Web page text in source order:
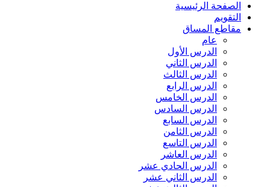
الصفحة الرئيسية
التقويم
مقاطع المساق
عام
الدرس الأول
الدرس الثاني
الدرس الثالث
الدرس الرابع
الدرس الخامس
الدرس السادس
الدرس السابع
الدرس الثامن
الدرس التاسع
الدرس العاشر
الدرس الحادي عشر
الدرس الثاني عشر